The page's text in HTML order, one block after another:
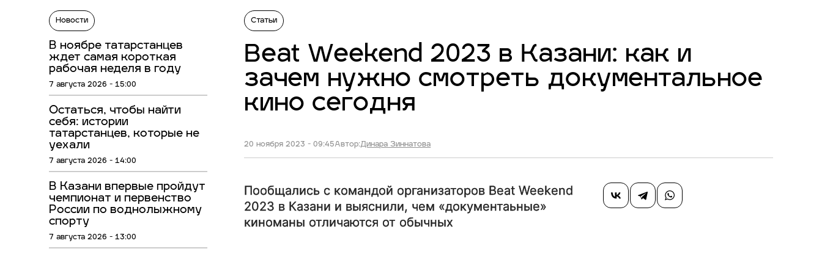
Новости
В ноябре татарстанцев
ждет самая короткая
рабочая неделя в году
7 августа 2026 - 15:00
Остаться, чтобы найти
себя: истории
татарстанцев, которые не
уехали
7 августа 2026 - 14:00
В Казани впервые пройдут
чемпионат и первенство
России по воднолыжному
спорту
7 августа 2026 - 13:00
Статьи
Beat Weekend 2023 в Казани: как и
зачем нужно смотреть документальное
кино сегодня
20 ноября 2023 - 09:45Автор:Динара Зиннатова
Пообщались с командой организаторов Beat Weekend
2023 в Казани и выяснили, чем «документаьные»
киноманы отличаются от обычных